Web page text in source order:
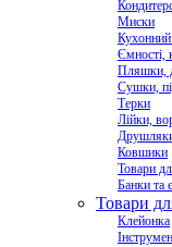
Миски
Кухонний
Ємності,
Пляшки,
Сушки,
Терки
Лійки,
Ковшики
Товари
Банки та
Товари
Клейонка